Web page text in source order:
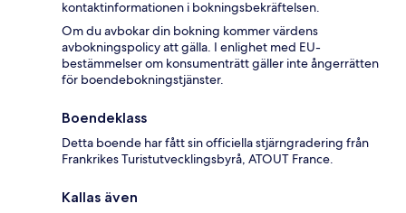
kontaktinformationen i bokningsbekräftelsen.
Om du avbokar din bokning kommer värdens
avbokningspolicy att gälla. I enlighet med EU-
bestämmelser om konsumenträtt gäller inte ångerrätten
för boendebokningstjänster.
Boendeklass
Detta boende har fått sin officiella stjärngradering från
Frankrikes Turistutvecklingsbyrå, ATOUT France.
Kallas även